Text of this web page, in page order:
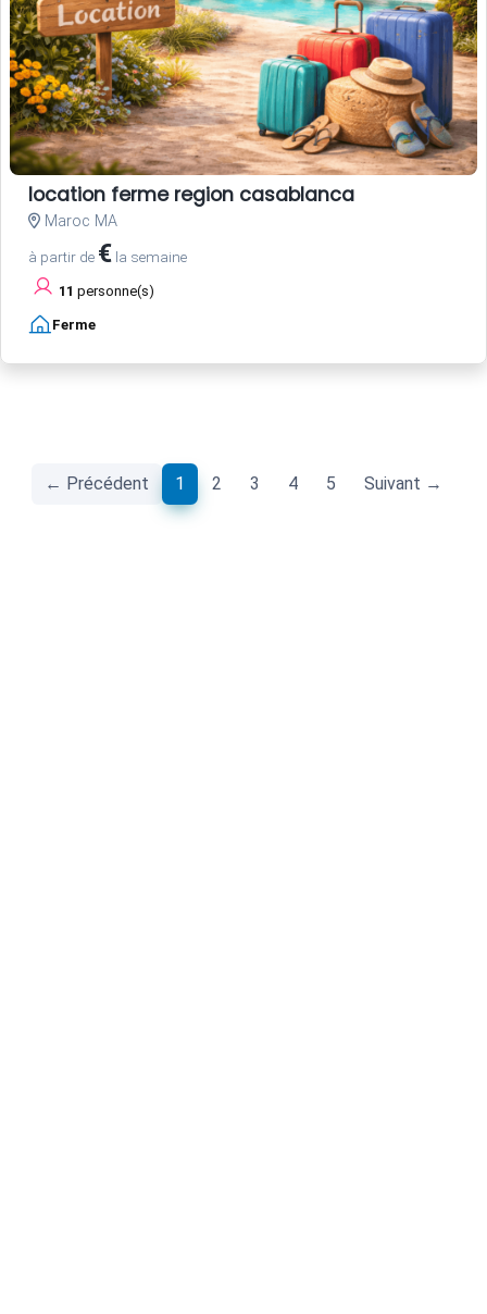
location ferme region casablanca
Maroc MA
à partir de € la semaine
11 personne(s)
Ferme
← Précédent 1 (current)
2 3 4 5 Suivant →